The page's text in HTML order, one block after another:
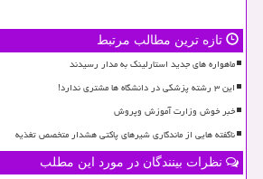
تازه ترین مطالب مرتبط
ماهواره های جدید استارلینک به مدار رسیدند
این ۳ رشته پزشکی در دانشگاه ها مشتری ندارد!
خبر خوش وزارت آموزش وپروش
ناگفته هایی از ماندگاری شیرهای پاکتی هشدار متخصص تغذیه
نظرات بینندگان در مورد این مطلب